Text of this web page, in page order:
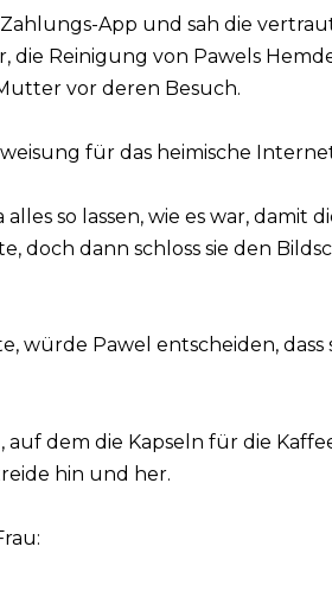
App und sah die
die Reinigung von Pawels
vor deren Besuch.
für das heimische
so lassen, wie es war, damit
doch dann schloss sie den
würde Pawel entscheiden,
dem die Kapseln für die
hin und her.